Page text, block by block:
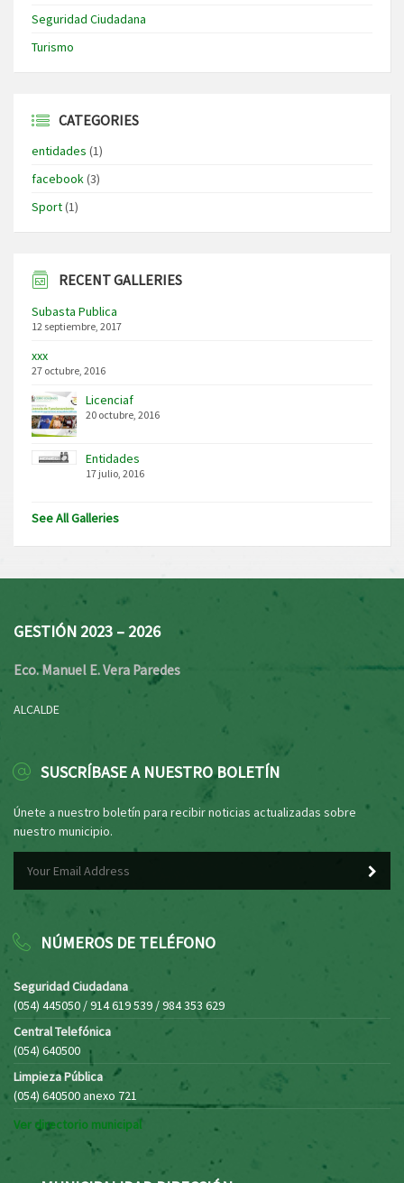
Seguridad Ciudadana
Turismo
CATEGORIES
entidades (1)
facebook(3)
Sport(1)
RECENT GALLERIES
Subasta Publica
12 septiembre, 2017
xxx
27 octubre, 2016
Licenciaf
20 octubre, 2016
Entidades
17 julio, 2016
See All Galleries
GESTIÓN 2023 – 2026
Eco. Manuel E. Vera Paredes
ALCALDE
SUSCRÍBASE A NUESTRO BOLETÍN
Únete a nuestro boletín para recibir noticias actualizadas sobre
nuestro municipio.
NÚMEROS DE TELÉFONO
Seguridad Ciudadana
(054) 445050 / 914 619 539 / 984 353 629
Central Telefónica
(054) 640500
Limpieza Pública
(054) 640500 anexo 721
Ver directorio municipal